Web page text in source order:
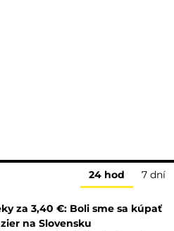
24 hod 7 dní
za 3,40 €: Boli sme sa kúpať
na Slovensku